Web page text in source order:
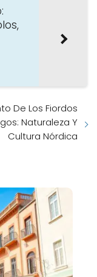
De Los Fiordos
Naturaleza Y
Cultura Nórdica